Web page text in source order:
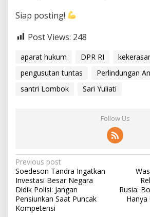
Siap posting!
Post Views: 248
aparat hukum DPR RI
pengusutan tuntas
Perlindungan
santri Lombok
Sari Yuliati
Follow Us
P
o
s
t
Previous post
Soedeson Tandra Ingatkan
Investasi Besar Negara
Didik Polisi: Jangan
Pensiunkan Saat Puncak
Kompetensi
Rusia:
Hanya